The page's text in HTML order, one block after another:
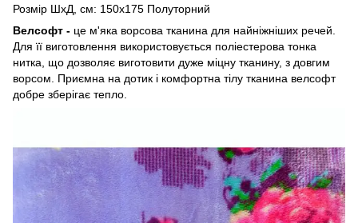
Розмір ШxД, см: 150х175 Полуторний
Велсофт - це м'яка ворсова тканина для найніжніших речей.
Для її виготовлення використовується поліестерова тонка
нитка, що дозволяє виготовити дуже міцну тканину, з довгим
ворсом. Приємна на дотик і комфортна тілу тканина велсофт
добре зберігає тепло.